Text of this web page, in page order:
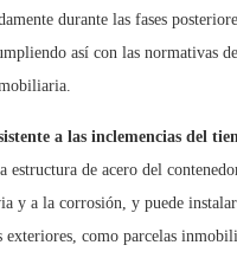
durante las fases
así con las normativas
a las inclemencias del
estructura de acero del
y a la corrosión, y puede
exteriores, como parcelas